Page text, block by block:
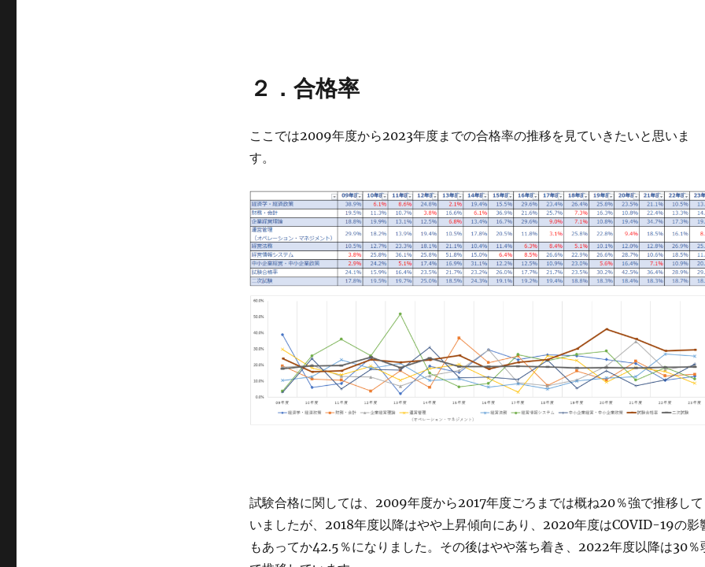
２．合格率
ここでは2009年度から2023年度までの合格率の推移を見ていきたいと思いま
す。
試験合格に関しては、2009年度から2017年度ごろまでは概ね20％強で推移して
いましたが、2018年度以降はやや上昇傾向にあり、2020年度はCOVID-19の影
もあってか42.5％になりました。その後はやや落ち着き、2022年度以降は30％